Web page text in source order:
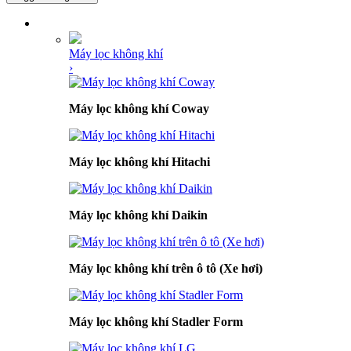
Máy lọc không khí
›
Máy lọc không khí Coway
Máy lọc không khí Hitachi
Máy lọc không khí Daikin
Máy lọc không khí trên ô tô (Xe hơi)
Máy lọc không khí Stadler Form